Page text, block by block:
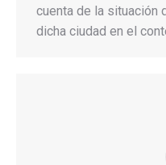
cuenta de la situación
dicha ciudad en el